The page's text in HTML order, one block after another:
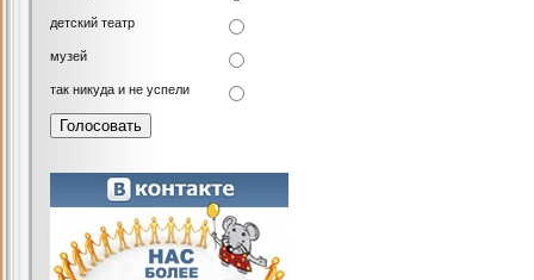
детский театр
музей
так никуда и не успели